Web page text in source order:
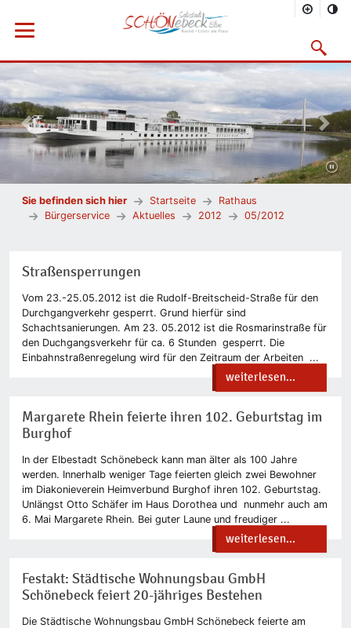
Menü öffnen
Vorheriges Bild
Sie befinden sich hier Startseite
Rathaus
Bürgerservice
Aktuelles 2012 05/2012
Straßensperrungen
Vom 23.-25.05.2012 ist die Rudolf-Breitscheid-Straße für den
Durchgangverkehr gesperrt. Grund hierfür sind
Schachtsanierungen. Am 23. 05.2012 ist die Rosmarinstraße für
den Duchgangsverkehr für ca. 6 Stunden gesperrt. Die
Einbahnstraßenregelung wird für den Zeitraum der Arbeiten ...
weiterlesen...
Margarete Rhein feierte ihren 102. Geburtstag im
Burghof
In der Elbestadt Schönebeck kann man älter als 100 Jahre
werden. Innerhalb weniger Tage feierten gleich zwei Bewohner
im Diakonieverein Heimverbund Burghof ihren 102. Geburtstag.
Unlängst Otto Schäfer im Haus Dorothea und nunmehr auch am
6. Mai Margarete Rhein. Bei guter Laune und freudiger ...
weiterlesen...
Festakt: Städtische Wohnungsbau GmbH
Schönebeck feiert 20-jähriges Bestehen
Die Städtische Wohnungsbau GmbH Schönebeck feierte am